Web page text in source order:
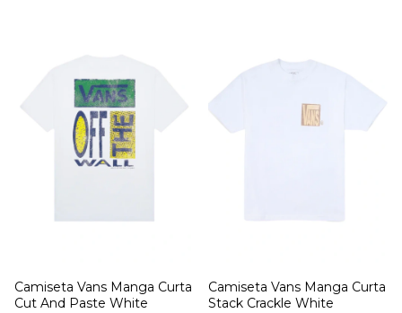
Camiseta Vans Manga Curta
Cut And Paste White
Camiseta Vans Manga Curta
Stack Crackle White